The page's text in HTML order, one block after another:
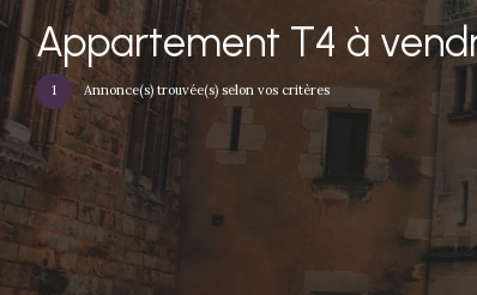
Appartement T4 à
1 Annonce(s) trouvée(s) selon vos critères